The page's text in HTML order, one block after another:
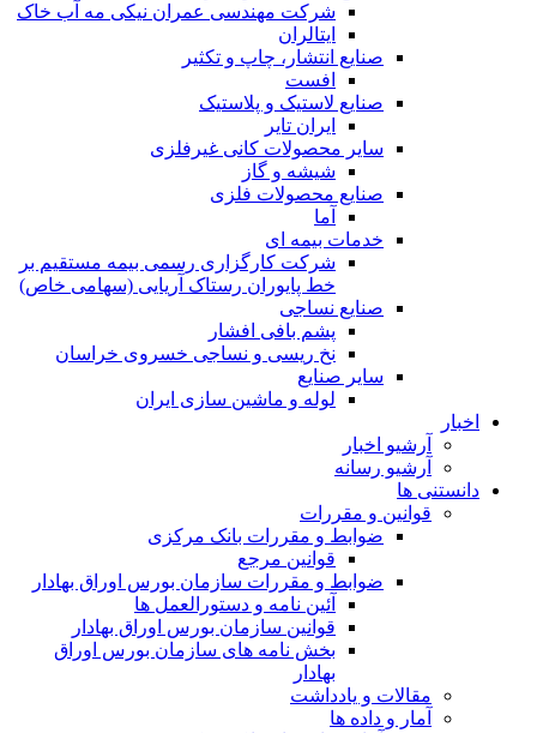
شرکت مهندسی عمران نیکی مه آب خاک
ایتالران
صنایع انتشار، چاپ و تکثير
افست
صنایع لاستیک و پلاستیک
ایران تایر
ساير محصولات كانی غيرفلزی
شیشه و گاز
صنایع محصولات فلزی
آما
خدمات بیمه ای
شرکت کارگزاری رسمی بیمه مستقیم بر
خط پایوران رستاک آریایی (سهامی خاص)
صنایع نساجی
پشم بافی افشار
نخ ریسی و نساجی خسروی خراسان
سایر صنایع
لوله و ماشین سازی ایران
اخبار
آرشیو اخبار
آرشیو رسانه
دانستنی ها
قوانین و مقررات
ضوابط و مقررات بانک مرکزی
قوانين مرجع
ضوابط و مقررات سازمان بورس اوراق بهادار
آئین نامه و دستورالعمل ها
قوانین سازمان بورس اوراق بهادار
بخش نامه های سازمان بورس اوراق
بهادار
مقالات و یادداشت
آمار و داده ها